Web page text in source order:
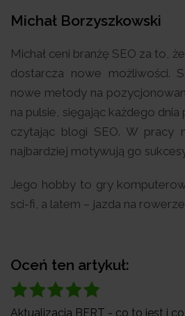
Michał Borzyszkowski
Michał ceni branżę SEO za to,
dostarcza nowe możliwości.
nowe metody na
na pulsie, sięgając każdego dnia
czytając blogi SEO. W pracy
najbardziej motywują go
Jego hobby to gry
sci-fi, a latem – jazda na
Oceń ten artykuł:
Aktualizacja BERT - co to jest i